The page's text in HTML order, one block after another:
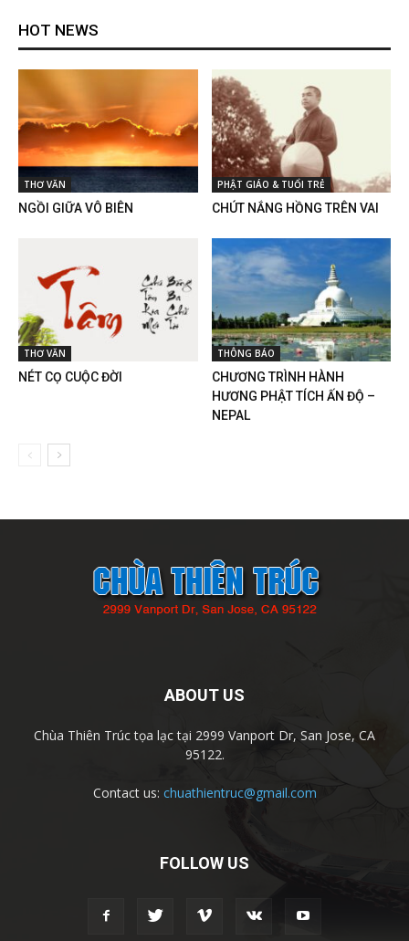
HOT NEWS
THƠ VĂN
NGỒI GIỮA VÔ BIÊN
PHẬT GIÁO & TUỔI TRẺ
CHÚT NẮNG HỒNG TRÊN VAI
THƠ VĂN
NÉT CỌ CUỘC ĐỜI
THÔNG BÁO
CHƯƠNG TRÌNH HÀNH
HƯƠNG PHẬT TÍCH ẤN ĐỘ –
NEPAL
ABOUT US
Chùa Thiên Trúc tọa lạc tại 2999 Vanport Dr, San Jose, CA
95122.
Contact us: chuathientruc@gmail.com
FOLLOW US